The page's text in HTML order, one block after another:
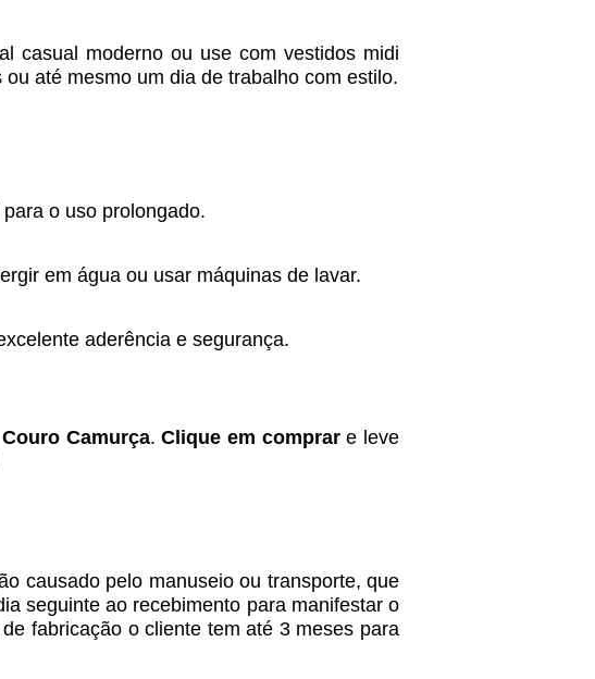
casual moderno ou use com vestidos midi
até mesmo um dia de trabalho com estilo.
o uso prolongado.
em água ou usar máquinas de lavar.
aderência e segurança.
Camurça.Clique em comprare leve
causado pelo manuseio ou transporte, que
seguinte ao recebimento para manifestar o
fabricação o cliente tem até 3 meses para